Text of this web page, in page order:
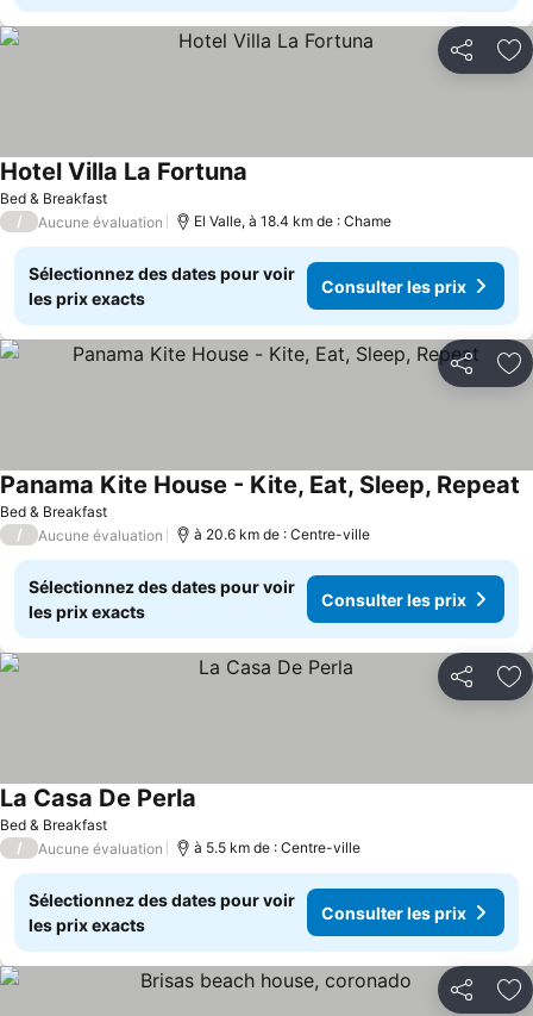
Partager
Bed & Breakfast
Hotel Villa La Fortuna
/ Aucune évaluation El Valle, à 18.4 km de : Chame
Sélectionnez des dates pour voir
les prix exacts
Consulter les prix
Partager
Bed & Breakfast
Panama Kite House - Kite, Eat, Sleep, Repeat
/ Aucune évaluation à 20.6 km de : Centre-ville
Sélectionnez des dates pour voir
les prix exacts
Consulter les prix
Partager
Bed & Breakfast
La Casa De Perla
/ Aucune évaluation à 5.5 km de : Centre-ville
Sélectionnez des dates pour voir
les prix exacts
Consulter les prix
Partager